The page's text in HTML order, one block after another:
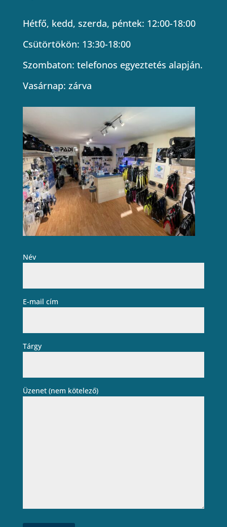
Hétfő, kedd, szerda, péntek: 12:00-18:00
Csütörtökön: 13:30-18:00
Szombaton: telefonos egyeztetés alapján.
Vasárnap: zárva
Név
E-mail cím
Tárgy
Üzenet (nem kötelező)